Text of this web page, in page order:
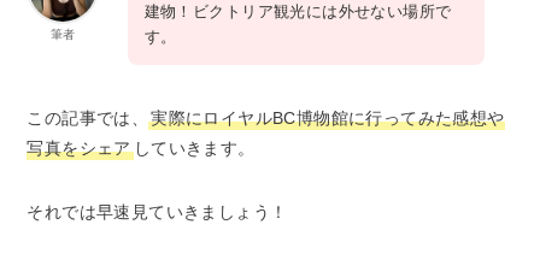
筆者
建物！ビクトリア観光には外せない場所で
す。
この記事では、実際にロイヤルBC博物館に行ってみた感想や
写真をシェアしていきます。
それでは早速見ていきましょう！